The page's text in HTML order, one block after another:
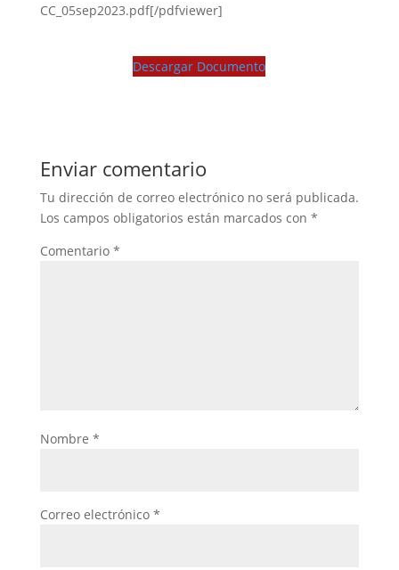
CC_05sep2023.pdf[/pdfviewer]
Descargar Documento
Enviar comentario
Tu dirección de correo electrónico no será publicada.
Los campos obligatorios están marcados con *
Comentario *
Nombre *
Correo electrónico *